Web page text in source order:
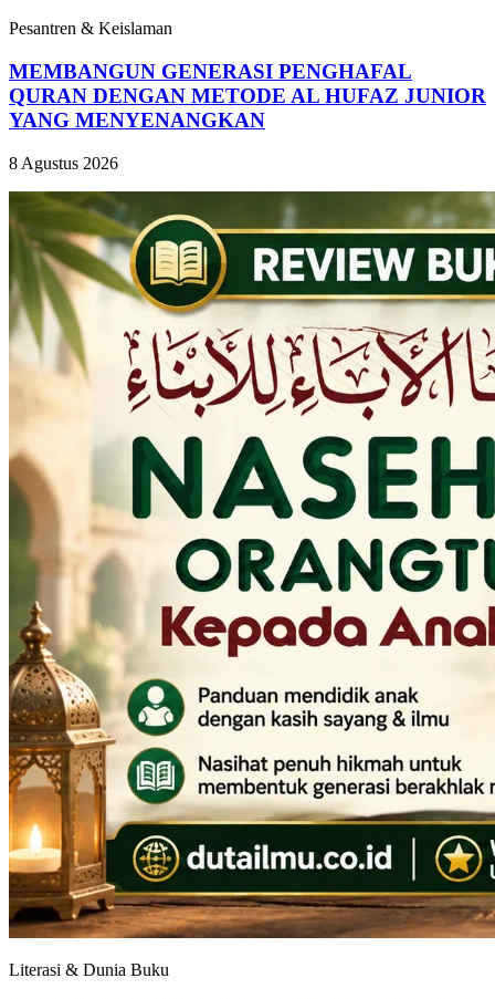
Pesantren & Keislaman
MEMBANGUN GENERASI PENGHAFAL
QURAN DENGAN METODE AL HUFAZ JUNIOR
YANG MENYENANGKAN
8 Agustus 2026
Literasi & Dunia Buku